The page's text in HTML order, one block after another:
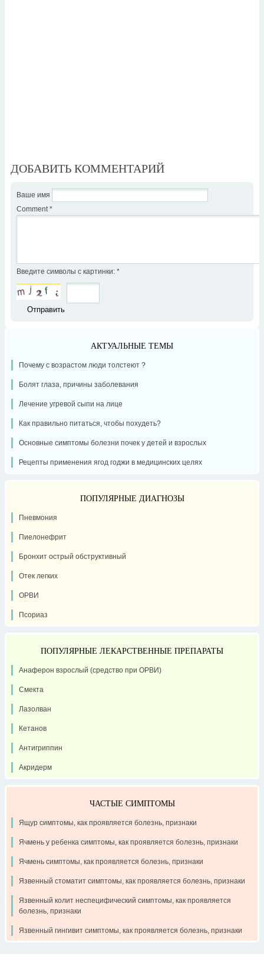
ДОБАВИТЬ КОММЕНТАРИЙ
Ваше имя
Comment *
Введите символы с картинки: *
АКТУАЛЬНЫЕ ТЕМЫ
Почему с возрастом люди толстеют ?
Болят глаза, причины заболевания
Лечение угревой сыпи на лице
Как правильно питаться, чтобы похудеть?
Основные симптомы болезни почек у детей и взрослых
Рецепты применения ягод годжи в медицинских целях
ПОПУЛЯРНЫЕ ДИАГНОЗЫ
Пневмония
Пиелонефрит
Бронхит острый обструктивный
Отек легких
ОРВИ
Псориаз
ПОПУЛЯРНЫЕ ЛЕКАРСТВЕННЫЕ ПРЕПАРАТЫ
Анаферон взрослый (средство при ОРВИ)
Смекта
Лазолван
Кетанов
Антигриппин
Акридерм
ЧАСТЫЕ СИМПТОМЫ
Ящур симптомы, как проявляется болезнь, признаки
Ячмень у ребенка симптомы, как проявляется болезнь, признаки
Ячмень симптомы, как проявляется болезнь, признаки
Язвенный стоматит симптомы, как проявляется болезнь, признаки
Язвенный колит неспецифический симптомы, как проявляется
болезнь, признаки
Язвенный гингивит симптомы, как проявляется болезнь, признаки